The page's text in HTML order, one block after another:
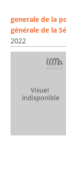
generale de la
générale de la
2022